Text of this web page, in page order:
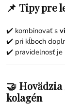
📌 Tipy pre
✔️ kombinovať s
✔️ pri kĺboch
✔️ pravidelnosť je
🤝 Hovädzia
kolagén